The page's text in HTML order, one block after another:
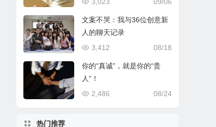
文案不哭：我与36位创意新
人的聊天记录
08/18
3,412
你的“真诚”，就是你的“贵
人”！
08/24
2,486
热门推荐